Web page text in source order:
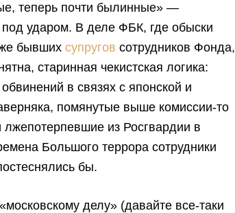
теперь почти былинные» —
ударом. В деле ФБК, где обыски
бывшихсупругов сотрудников Фонда,
старинная чекистская логика:
в связях с японской и
помянутые выше комиссии-то
лжепотерпевшие из Росгвардии в
Большого террора сотрудники
бы.
делу» (давайте все-таки